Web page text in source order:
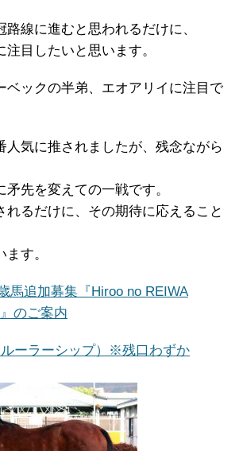
線に進むと思われるだけに、
注目したいと思います。
ベックの半弟、エオアリイに注目で
人気に推されましたが、残念ながら
先を変えての一戦です。
れるだけに、その期待に応えること
す。
馬追加募集『Hiroo no REIWA
のご案内
ルーラーシップ）※残口わずか